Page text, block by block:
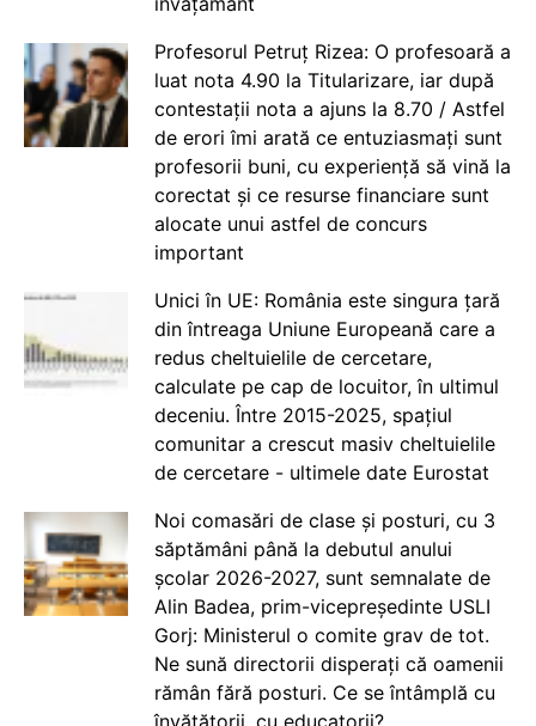
Profesorul Petruț Rizea: O profesoară a
luat nota 4.90 la Titularizare, iar după
contestații nota a ajuns la 8.70 / Astfel
de erori îmi arată ce entuziasmați sunt
profesorii buni, cu experiență să vină la
corectat și ce resurse financiare sunt
alocate unui astfel de concurs
important
Unici în UE: România este singura țară
din întreaga Uniune Europeană care a
redus cheltuielile de cercetare,
calculate pe cap de locuitor, în ultimul
deceniu. Între 2015-2025, spațiul
comunitar a crescut masiv cheltuielile
de cercetare - ultimele date Eurostat
Noi comasări de clase și posturi, cu 3
săptămâni până la debutul anului
școlar 2026-2027, sunt semnalate de
Alin Badea, prim-vicepreședinte USLI
Gorj: Ministerul o comite grav de tot.
Ne sună directorii disperați că oamenii
rămân fără posturi. Ce se întâmplă cu
învățătorii, cu educatorii?